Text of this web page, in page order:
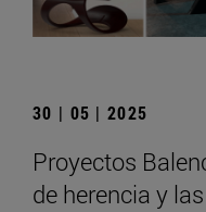
30 | 05 | 2025
Proyectos
de herencia y